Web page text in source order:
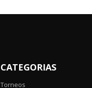
CATEGORIAS
Torneos